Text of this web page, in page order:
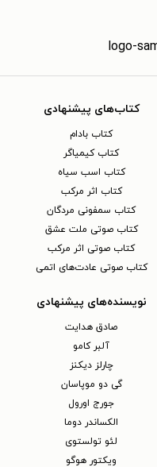
کتاب‌های پیشنهادی
کتاب بادام
کتاب کیمیاگر
کتاب اسب سیاه
کتاب اثر مرکب
کتاب سمفونی مردگان
کتاب صوتی ملت عشق
کتاب صوتی اثر مرکب
کتاب صوتی عادت‌های اتمی
نویسنده‌های پیشنهادی
صادق هدایت
آلبر کامو
چارلز دیکنز
گی دو موپاسان
جورج اورول
الکساندر دوما
لئو تولستوی
ویکتور هوگو